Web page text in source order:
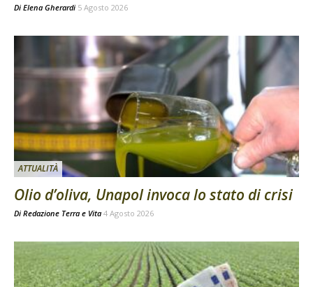
Di Elena Gherardi 5 Agosto 2026
ATTUALITÀ
Olio d’oliva, Unapol invoca lo stato di crisi
Di Redazione Terra e Vita 4 Agosto 2026